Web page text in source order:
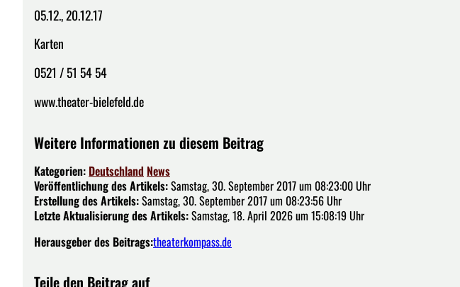
05.12., 20.12.17
Karten
0521 / 51 54 54
www.theater-bielefeld.de
Weitere Informationen zu diesem Beitrag
Kategorien: Deutschland News
Veröffentlichung des Artikels:Samstag, 30. September 2017 um 08:23:00 Uhr
Erstellung des Artikels:Samstag, 30. September 2017 um 08:23:56 Uhr
Letzte Aktualisierung des Artikels:Samstag, 18. April 2026 um 15:08:19 Uhr
Herausgeber des Beitrags:theaterkompass.de
Teile den Beitrag auf